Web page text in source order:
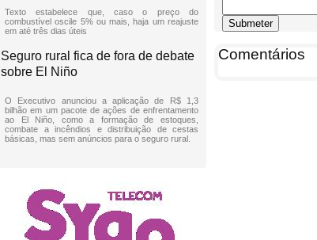
Texto estabelece que, caso o preço do
combustível oscile 5% ou mais, haja um reajuste
em até três dias úteis
Seguro rural fica de fora de debate
sobre El Niño
O Executivo anunciou a aplicação de R$ 1,3
bilhão em um pacote de ações de enfrentamento
ao El Niño, como a formação de estoques,
combate a incêndios e distribuição de cestas
básicas, mas sem anúncios para o seguro rural.
Comentários